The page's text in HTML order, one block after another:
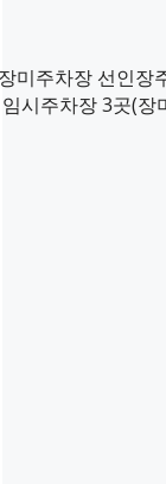
시주차장 3곳(장